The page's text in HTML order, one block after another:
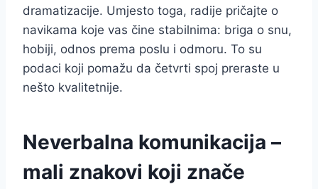
dramatizacije. Umjesto toga, radije pričajte o
navikama koje vas čine stabilnima: briga o snu,
hobiji, odnos prema poslu i odmoru. To su
podaci koji pomažu da četvrti spoj preraste u
nešto kvalitetnije.
Neverbalna komunikacija –
mali znakovi koji znače